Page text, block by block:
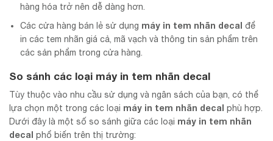
hàng hóa trở nên dễ dàng hơn.
Các cửa hàng bán lẻ sử dụng máy in tem nhãn decal để
in các tem nhãn giá cả, mã vạch và thông tin sản phẩm trên
các sản phẩm trong cửa hàng.
So sánh các loại máy in tem nhãn decal
Tùy thuộc vào nhu cầu sử dụng và ngân sách của bạn, có thể
lựa chọn một trong các loại máy in tem nhãn decal phù hợp.
Dưới đây là một số so sánh giữa các loại máy in tem nhãn
decal phổ biến trên thị trường: